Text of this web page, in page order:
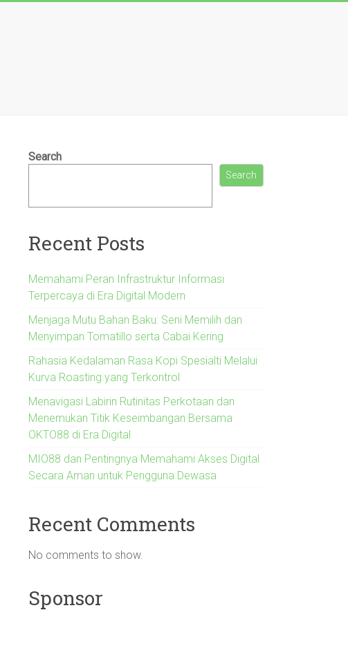
Search
Search
Recent Posts
Memahami Peran Infrastruktur Informasi
Terpercaya di Era Digital Modern
Menjaga Mutu Bahan Baku: Seni Memilih dan
Menyimpan Tomatillo serta Cabai Kering
Rahasia Kedalaman Rasa Kopi Spesialti Melalui
Kurva Roasting yang Terkontrol
Menavigasi Labirin Rutinitas Perkotaan dan
Menemukan Titik Keseimbangan Bersama
OKTO88 di Era Digital
MIO88 dan Pentingnya Memahami Akses Digital
Secara Aman untuk Pengguna Dewasa
Recent Comments
No comments to show.
Sponsor